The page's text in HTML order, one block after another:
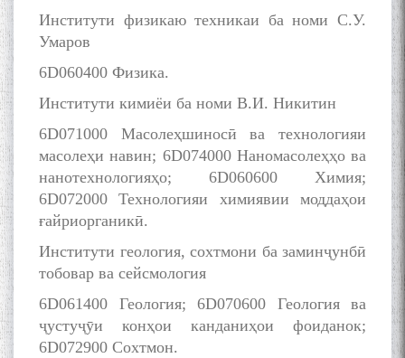
Институти физикаю техникаи ба номи С.У.
Умаров
6D060400 Физика.
Институти кимиёи ба номи В.И. Никитин
6D071000 Масолеҳшиносӣ ва технологияи
масолеҳи навин; 6D074000 Наномасолеҳҳо ва
нанотехнологияҳо; 6D060600 Химия;
6D072000 Технологияи химиявии моддаҳои
ғайриорганикӣ.
Институти геология, сохтмони ба заминҷунбӣ
тобовар ва сейсмология
6D061400 Геология; 6D070600 Геология ва
ҷустуҷӯи конҳои канданиҳои фоиданок;
6D072900 Сохтмон.